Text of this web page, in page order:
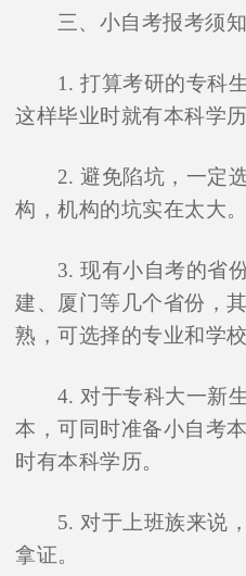
三、小自考报考须知
1. 打算考研的专科
这样毕业时就有本科学历
2. 避免陷坑，一定
构，机构的坑实在太大。
3. 现有小自考的省
建、厦门等几个省份，
熟，可选择的专业和学
4. 对于专科大一新
本，可同时准备小自考
时有本科学历。
5. 对于上班族来说
拿证。